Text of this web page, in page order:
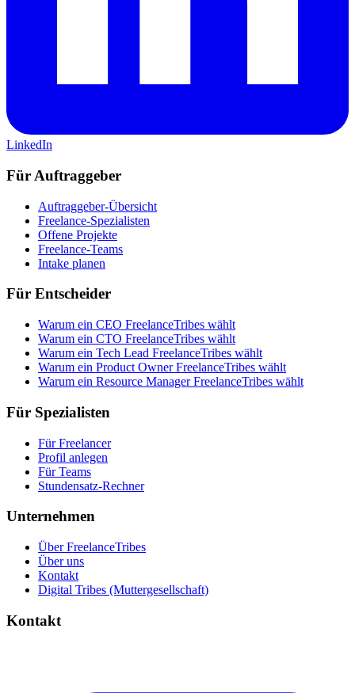
LinkedIn
Für Auftraggeber
Auftraggeber-Übersicht
Freelance-Spezialisten
Offene Projekte
Freelance-Teams
Intake planen
Für Entscheider
Warum ein CEO FreelanceTribes wählt
Warum ein CTO FreelanceTribes wählt
Warum ein Tech Lead FreelanceTribes wählt
Warum ein Product Owner FreelanceTribes wählt
Warum ein Resource Manager FreelanceTribes wählt
Für Spezialisten
Für Freelancer
Profil anlegen
Für Teams
Stundensatz-Rechner
Unternehmen
Über FreelanceTribes
Über uns
Kontakt
Digital Tribes (Muttergesellschaft)
Kontakt